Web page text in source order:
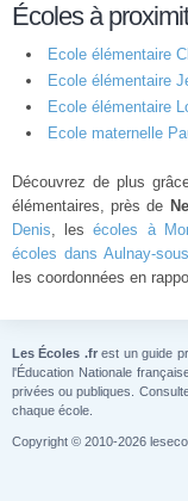
Écoles à
Ecole élémentaire
Ecole élémentaire
Ecole élémentaire
Ecole maternelle
Découvrez de plus
élémentaires, près de
Denis, lesécoles à
écoles dans Aulnay-
les coordonnées en
Les Écoles .frest un guide
l'Éducation Nationale
privées ou publiques.
chaque école.
Copyright © 2010-2026